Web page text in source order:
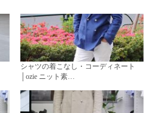
シャツの着こなし・コーディネート
│ozie ニット素…